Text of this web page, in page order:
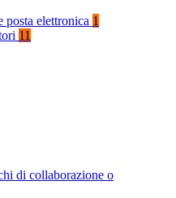
posta elettronica 1
11
di collaborazione o